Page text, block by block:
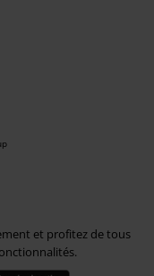
et profitez de tous